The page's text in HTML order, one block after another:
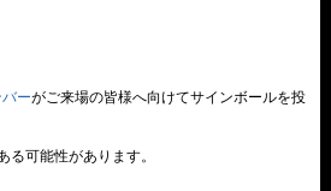
ーがご来場の皆様へ向けてサインボールを投
可能性があります。